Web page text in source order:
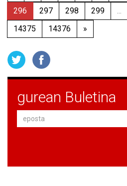
296
297 298 299 ...
14375
14376 »
gurean Buletina